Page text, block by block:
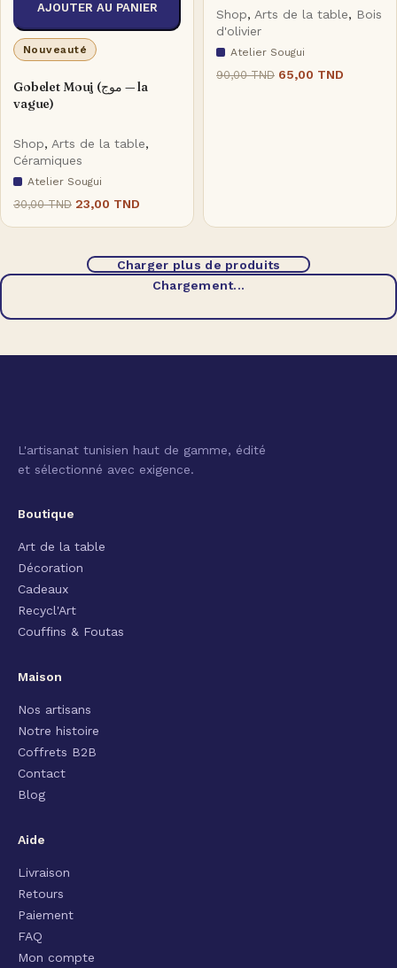
AJOUTER AU PANIER
Nouveauté
Gobelet Mouj (موج — la
vague)
Shop, Arts de la table,
Céramiques
Atelier Sougui
30,00TND 23,00 TND
Shop, Arts de la table, Bois
d'olivier
Atelier Sougui
90,00TND 65,00 TND
Charger plus de produits
Chargement...
L'artisanat tunisien haut de gamme, édité
et sélectionné avec exigence.
Boutique
Art de la table
Décoration
Cadeaux
Recycl'Art
Couffins & Foutas
Maison
Nos artisans
Notre histoire
Coffrets B2B
Contact
Blog
Aide
Livraison
Retours
Paiement
FAQ
Mon compte